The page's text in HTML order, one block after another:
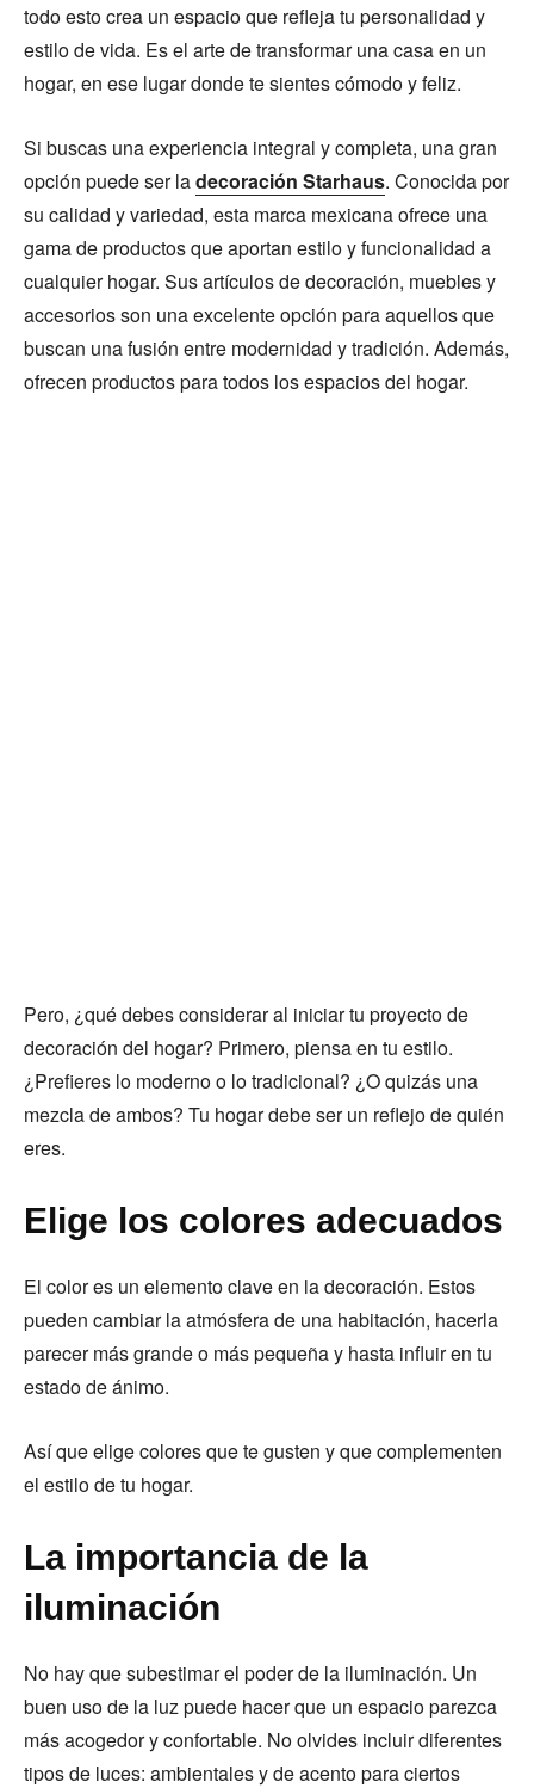
todo esto crea un espacio que refleja tu personalidad y
estilo de vida. Es el arte de transformar una casa en un
hogar, en ese lugar donde te sientes cómodo y feliz.
Si buscas una experiencia integral y completa, una gran
opción puede ser ladecoración Starhaus. Conocida por
su calidad y variedad, esta marca mexicana ofrece una
gama de productos que aportan estilo y funcionalidad a
cualquier hogar. Sus artículos de decoración, muebles y
accesorios son una excelente opción para aquellos que
buscan una fusión entre modernidad y tradición. Además,
ofrecen productos para todos los espacios del hogar.
Pero, ¿qué debes considerar al iniciar tu proyecto de
decoración del hogar? Primero, piensa en tu estilo.
¿Prefieres lo moderno o lo tradicional? ¿O quizás una
mezcla de ambos? Tu hogar debe ser un reflejo de quién
eres.
Elige los colores adecuados
El color es un elemento clave en la decoración. Estos
pueden cambiar la atmósfera de una habitación, hacerla
parecer más grande o más pequeña y hasta influir en tu
estado de ánimo.
Así que elige colores que te gusten y que complementen
el estilo de tu hogar.
La importancia de la
iluminación
No hay que subestimar el poder de la iluminación. Un
buen uso de la luz puede hacer que un espacio parezca
más acogedor y confortable. No olvides incluir diferentes
tipos de luces: ambientales y de acento para ciertos